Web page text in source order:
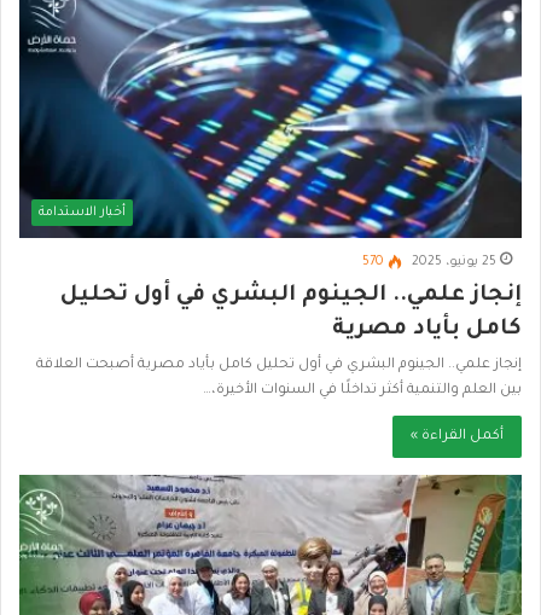
أخبار الاستدامة
25 يونيو، 2025 570
إنجاز علمي.. الجينوم البشري في أول تحليل
كامل بأياد مصرية
إنجاز علمي.. الجينوم البشري في أول تحليل كامل بأياد مصرية أصبحت العلاقة
بين العلم والتنمية أكثر تداخلًا في السنوات الأخيرة،…
أكمل القراءة »